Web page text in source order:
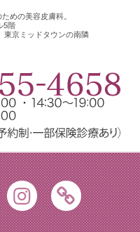
めの美容皮膚科。
5階
京ミッドタウンの南隣
InstagramAmeblo